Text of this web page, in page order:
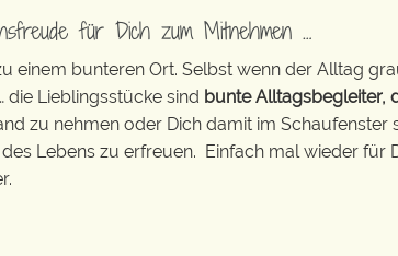
für Dich zum Mitnehmen …
einem bunteren Ort. Selbst wenn der Alltag
die Lieblingsstücke sind bunte Alltagsbegleiter,
zu nehmen oder Dich damit im Schaufenster
Lebens zu erfreuen. Einfach mal wieder für